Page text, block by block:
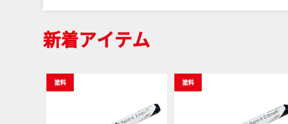
新着アイテム
塗料 塗料